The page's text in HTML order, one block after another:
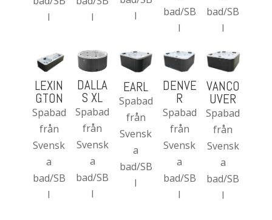
I
I
I
bad/SB
I
bad/SB
I
LEXIN
GTON
Spabad
från
Svensk
a
bad/SB
I
DALLA
S XL
Spabad
från
Svensk
a
bad/SB
I
EARL
Spabad
från
Svensk
a
bad/SB
I
DENVE
R
Spabad
från
Svensk
a
bad/SB
I
VANCO
UVER
Spabad
från
Svensk
a
bad/SB
I